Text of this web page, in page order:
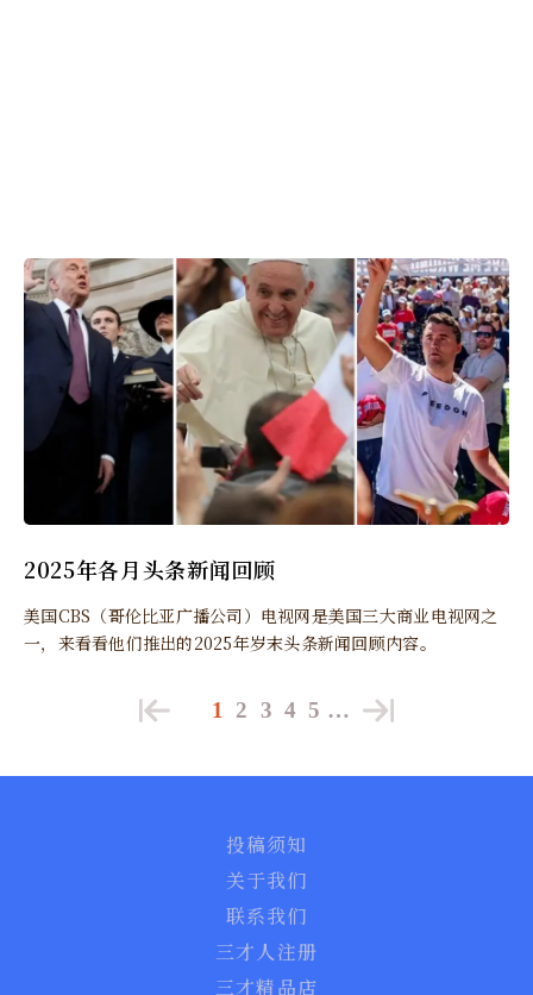
2025年各月头条新闻回顾
美国CBS（哥伦比亚广播公司）电视网是美国三大商业电视网之
一，来看看他们推出的2025年岁末头条新闻回顾内容。
1 2 3 4 5 …
投稿须知
关于我们
联系我们
三才人注册
三才精品店